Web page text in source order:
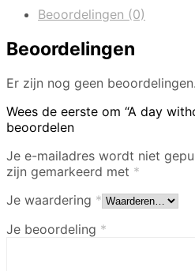
Beoordelingen (0)
Beoordelingen
Er zijn nog geen beoordelingen.
Wees de eerste om “A day
beoordelen
Je e-mailadres wordt niet
zijn gemarkeerd met *
Je waardering *
Je beoordeling *